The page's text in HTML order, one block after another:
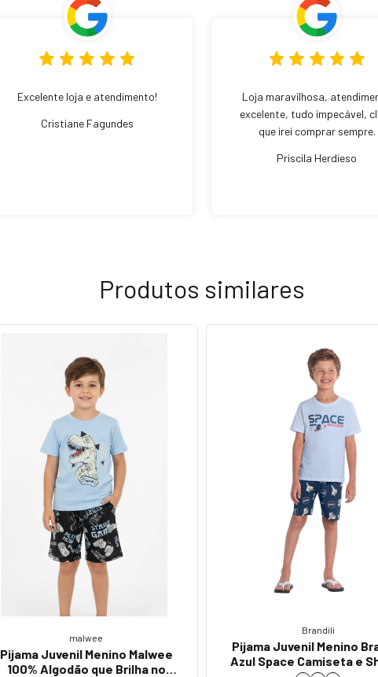
Excelente loja e atendimento!
Cristiane Fagundes
Loja maravilhosa,
excelente, tudo impecável,
que irei comprar sempre.
Priscila Herdieso
Produtos similares
malwee
Pijama Juvenil Menino Malwee
100% Algodão que Brilha no
Brandili
Pijama Juvenil Menino
Azul Space Camiseta e